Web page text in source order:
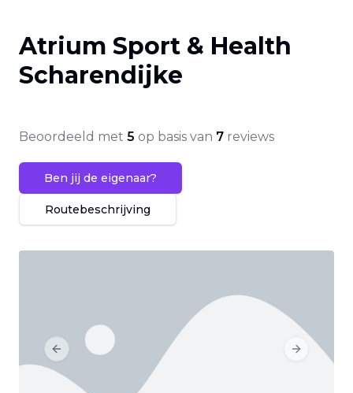
Atrium Sport & Health
Scharendijke
Beoordeeld met 5 op basis van 7 reviews
Ben jij de eigenaar?
Routebeschrijving
Previous slide Next slide